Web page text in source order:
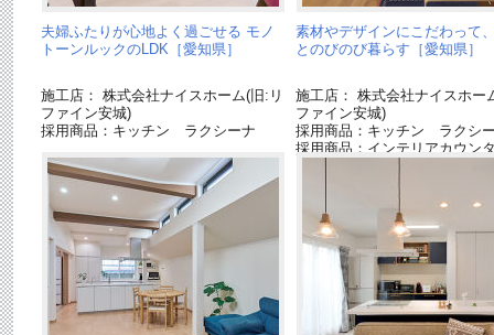
夫婦ふたりが心地よく過ごせる モノ
トーンルックのLDK［愛知県］
施工店： 株式会社ナイスホーム(旧:リ
ファイン安城)
採用商品：キッチン ラクシーナ
素材やデザインにこだわって
とのびのび暮らす［愛知県］
施工店： 株式会社ナイスホー
ファイン安城)
採用商品：キッチン ラクシ
採用商品：インテリアカウン